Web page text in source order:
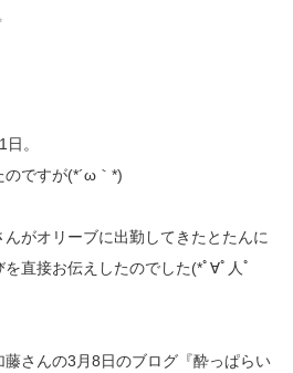
。
のですが(*´ω｀*)
がオリーブに出勤してきたとたんに
直接お伝えしたのでした(*ﾟ∀ﾟ人ﾟ
さんの3月8日のブログ『酔っぱらい